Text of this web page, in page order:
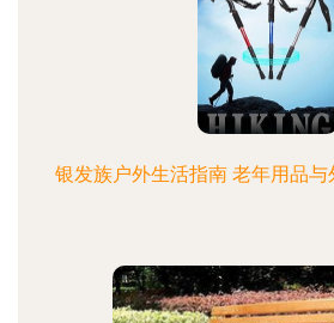
银发族户外生活指南 老年用品